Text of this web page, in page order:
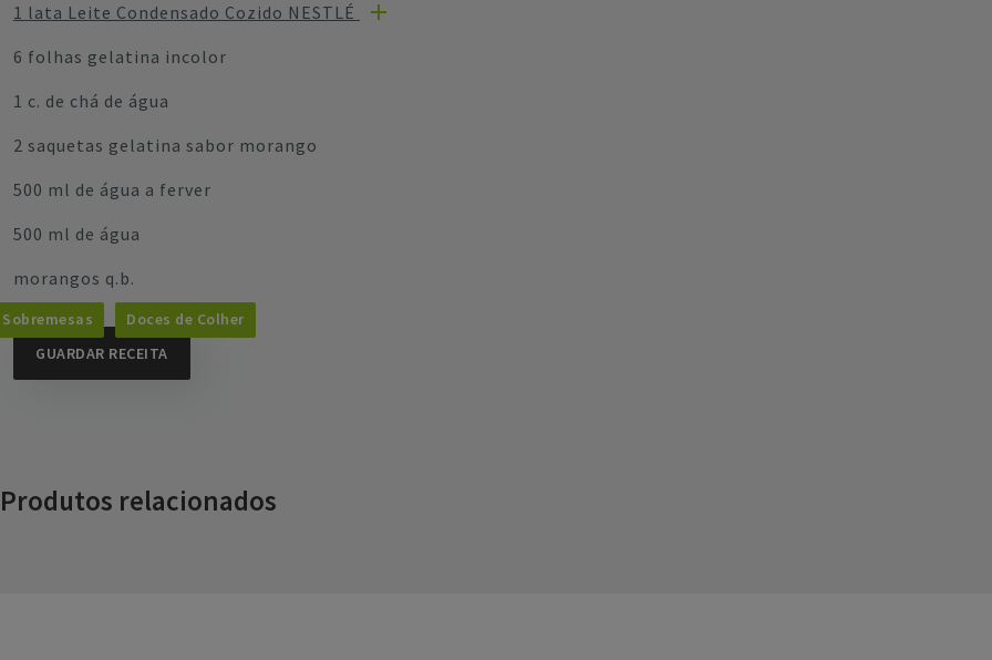
1 lata Leite Condensado Cozido NESTLÉ
6 folhas gelatina incolor
1 c. de chá de água
2 saquetas gelatina sabor morango
500 ml de água a ferver
500 ml de água
morangos q.b.
GUARDAR RECEITA
Sobremesas Doces de Colher
Produtos relacionados